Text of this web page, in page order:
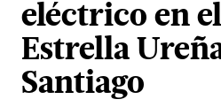
eléctrico en
Estrella
Santiago